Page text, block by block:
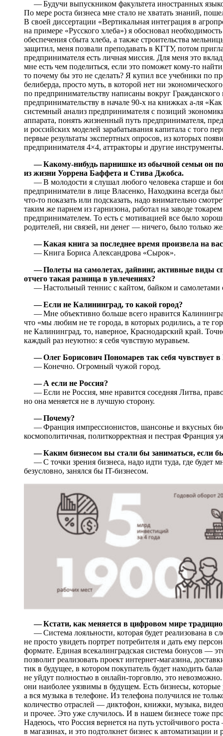
— Будучи выпускником факультета иностранных
По мере роста бизнеса мне стало не хватать знаний,
В своей диссертации «Вертикальная интеграция в
на примере «Русского хлеба») я обосновал
обеспечения сбыта хлеба, а также строительства
защитил, меня позвали преподавать в КГТУ, потом
предпринимателя есть личная миссия. Для меня это
мне есть чем поделиться, если это поможет кому-то
то почему бы это не сделать? Я купил все учебники по
белиберда, просто муть, в которой нет ни
по предпринимательству написаны вокруг
предпринимательству в начале 90‑х на книжках а-ля
системный анализ предпринимателя с позиций
аппарата, понять жизненный путь предпринимателя,
и российских моделей зарабатывания капитала с того
первые результаты экспертных опросов, из которых
предпринимателя 4×4, аттракторы и другие
— Какому-нибудь парнишке из обычной семьи он
из жизни Уоррена Баффета и Стива Джобса.
— В молодости я слушал любого человека старше и
предприниматели в лице Власенко, Находкина всегда
что-то показать или подсказать, надо внимательно
таким же парнем из гарнизона, работал на заводе
предпринимателем. То есть с мотивацией все было
родителей, ни связей, ни денег — ничего, было только
— Какая книга за последнее время произвела на
— Книга Бориса Александрова «Сырок».
— Полеты на самолетах, дайвинг, активные виды
отчего такая разница в увлечениях?
— Настольный теннис с кайтом, байком и самолетами
— Если не Калининград, то какой город?
— Мне объективно больше всего нравится
что «мы любим не те города, в которых родились, а те
не Калининград, то, наверное, Краснодарский край.
каждый раз неуютно: я себя чувствую муравьем.
— Олег Борисович Пономарев так себя чувствует
— Конечно. Огромный чужой город.
— А если не Россия?
— Если не Россия, мне нравится соседняя Литва,
но она меняется не в лучшую сторону.
— Почему?
— Франция импрессионистов, шансонье и вкусных
космополитичная, политкорректная и пестрая Франция
— Каким бизнесом вы стали бы заниматься, если
— С точки зрения бизнеса, надо идти туда, где будет
безусловно, занялся бы IT-бизнесом.
— Кстати, как меняется в цифровом мире
— Система лояльности, которая будет реализована в
не просто увидеть портрет потребителя и дать ему
формате. Единая всекалинградская система бонусов —
позволит реализовать проект интернет-магазина,
тик в будущее, в котором покупатель будет находить
не уйдут полностью в онлайн-торговлю, это
они наиболее уязвимы в будущем. Есть бизнесы,
а вся музыка в телефоне. Из телефона получился не
количество отраслей — диктофон, книжки, музыка,
и прочее. Это уже случилось. И в нашем бизнесе тоже
Надеюсь, что Россия вернется на путь устойчивого
в магазинах, и это подтолкнет бизнес к автоматизации и